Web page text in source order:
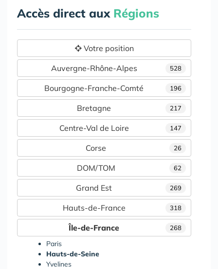
Accès direct aux Régions
Votre position
528
Auvergne-Rhône-Alpes
196
Bourgogne-Franche-Comté
217
Bretagne
147
Centre-Val de Loire
26
Corse
62
DOM/TOM
269
Grand Est
318
Hauts-de-France
268
Île-de-France
Paris
Hauts-de-Seine
Yvelines